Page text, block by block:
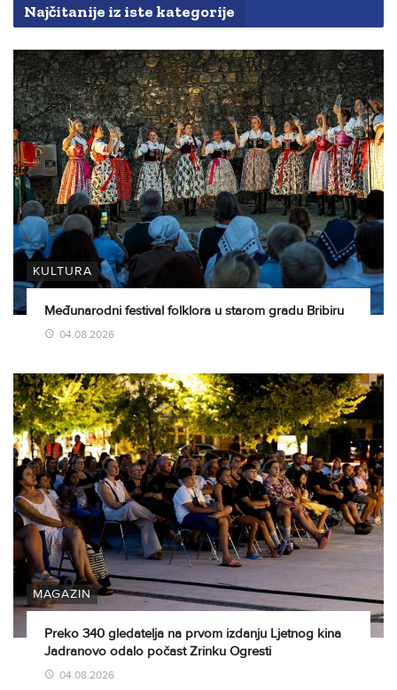
Najčitanije iz iste kategorije
KULTURA
Međunarodni festival folklora u starom gradu Bribiru
04.08.2026
MAGAZIN
Preko 340 gledatelja na prvom izdanju Ljetnog kina
Jadranovo odalo počast Zrinku Ogresti
04.08.2026